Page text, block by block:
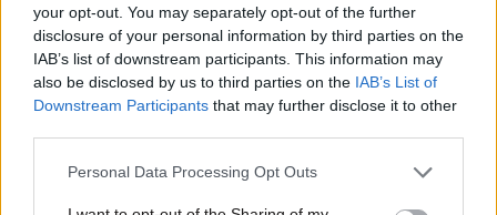
your opt-out. You may separately opt-out of the further
disclosure of your personal information by third parties on the
IAB’s list of downstream participants. This information may
also be disclosed by us to third parties on the IAB’s List of
Downstream Participants that may further disclose it to other
Please note that this website/app uses one or more Google
Personal Data Processing Opt Outs
Xαρακτήρες: 0/1000
Διαβάστε και ακολουθήστε τους κανόνες σχολιασμού